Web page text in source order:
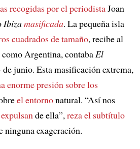
recogidas por el periodistaJoan
Ibizamasificada. La pequeña isla
cuadrados de tamaño, recibe al
Argentina, contabaEl
junio. Esta masificación extrema,
enorme presión sobre los
el entornonatural. “Así nos
de ella”,reza el subtítulo
ninguna exageración.